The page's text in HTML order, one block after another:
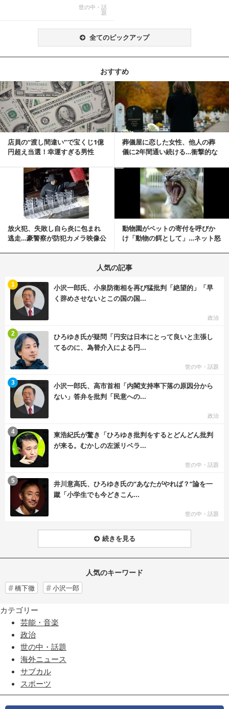
世の中・話
題
全てのピックアップ
おすすめ
店員の“渡し間違い”で宝くじ1億
円超え当選！幸運すぎる男性
葬儀屋に恋した女性、他人の葬
儀に2年間通い続ける…衝撃的な
記事を読む
放火犯、失敗し自ら炎に包まれ
逃走…豪警察が防犯カメラ映像公
動物園がペットの寄付を呼びか
け「動物の餌として」…ネット怒
記事を読む
人気の記事
小沢一郎氏、小泉防衛相を再び猛批判「絶望的」「早
く辞めさせないとこの国の国...
政治
1
ひろゆき氏が疑問「円安は日本にとって良いと主張し
てるのに、為替介入による円...
世の中・話題
2
小沢一郎氏、高市首相「内閣支持率下落の原因分から
ない」答弁を批判「民意への...
政治
3
東浩紀氏が驚き「ひろゆき批判をするとどんどん批判
が来る。むかしの左派リベラ...
世の中・話題
4
井川意高氏、ひろゆき氏の“あなたがやれば？”論を一
蹴「小学生でも今どきこん...
世の中・話題
5
続きを見る
人気のキーワード
橋下徹 小沢一郎
カテゴリー
芸能・音楽
政治
世の中・話題
海外ニュース
サブカル
スポーツ